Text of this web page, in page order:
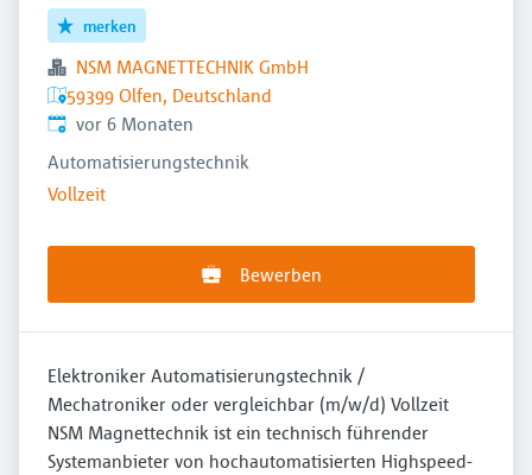
merken
NSM MAGNETTECHNIK GmbH
59399 Olfen, Deutschland
Veröffentlicht:
vor 6 Monaten
Automatisierungstechnik
Vollzeit
Bewerben
Elektroniker Automatisierungstechnik /
Mechatroniker oder vergleichbar (m/w/d) Vollzeit
NSM Magnettechnik ist ein technisch führender
Systemanbieter von hochautomatisierten Highspeed-